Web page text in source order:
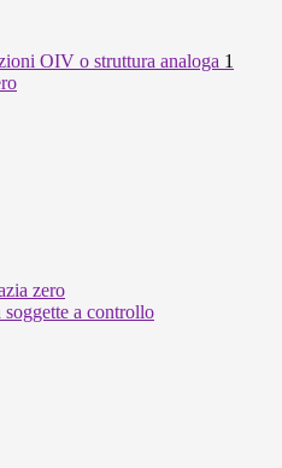
OIV o struttura analoga 1
zero
a controllo